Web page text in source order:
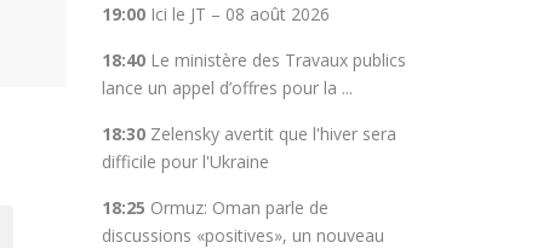
19:00Ici le JT – 08 août 2026
18:40Le ministère des Travaux publics
lance un appel d’offres pour la ...
18:30Zelensky avertit que l'hiver sera
difficile pour l'Ukraine
18:25 Ormuz: Oman parle de
discussions «positives», un nouveau